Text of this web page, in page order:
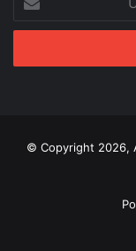
Email
adresu
© Copyright 2026,